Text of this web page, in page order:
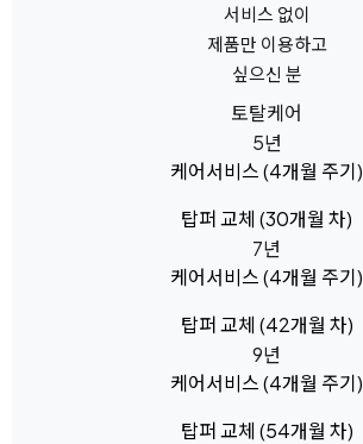
서비스 없이
제품만 이용하고
싶으신 분
토탈케어
5년
케어서비스(4개월 주기)
탑퍼 교체 (30개월 차)
7년
케어서비스(4개월 주기)
탑퍼 교체 (42개월 차)
9년
케어서비스(4개월 주기)
탑퍼 교체 (54개월 차)